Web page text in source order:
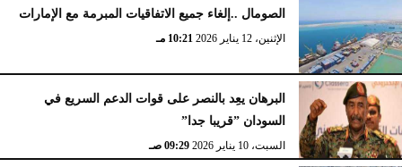
الصومال ..إلغاء جميع الاتفاقيات المبرمة مع الإمارات
الإثنين، 12 يناير 2026 10:21 مـ
البرهان يعِد بالنصر على قوات الدعم السريع في
السودان ”قريبا جدا”
السبت، 10 يناير 2026 09:29 صـ